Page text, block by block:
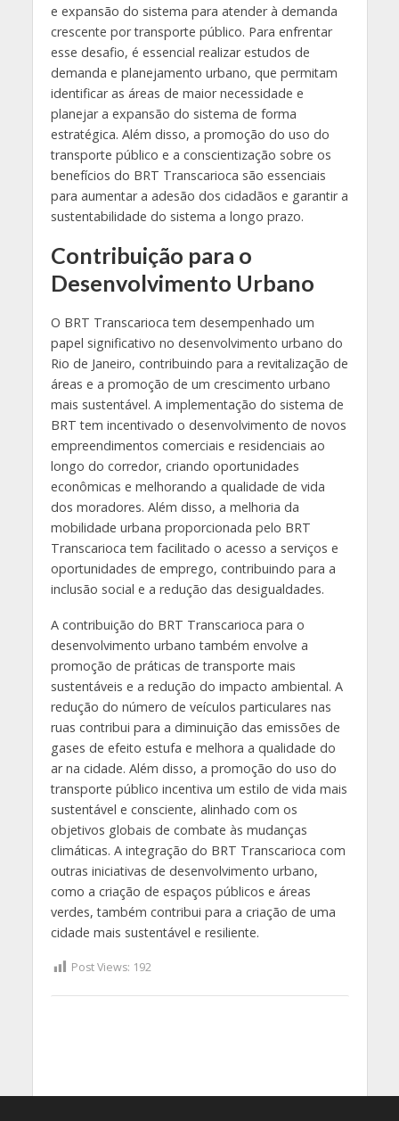
e expansão do sistema para atender à demanda
crescente por transporte público. Para enfrentar
esse desafio, é essencial realizar estudos de
demanda e planejamento urbano, que permitam
identificar as áreas de maior necessidade e
planejar a expansão do sistema de forma
estratégica. Além disso, a promoção do uso do
transporte público e a conscientização sobre os
benefícios do BRT Transcarioca são essenciais
para aumentar a adesão dos cidadãos e garantir a
sustentabilidade do sistema a longo prazo.
Contribuição para o
Desenvolvimento Urbano
O BRT Transcarioca tem desempenhado um
papel significativo no desenvolvimento urbano do
Rio de Janeiro, contribuindo para a revitalização de
áreas e a promoção de um crescimento urbano
mais sustentável. A implementação do sistema de
BRT tem incentivado o desenvolvimento de novos
empreendimentos comerciais e residenciais ao
longo do corredor, criando oportunidades
econômicas e melhorando a qualidade de vida
dos moradores. Além disso, a melhoria da
mobilidade urbana proporcionada pelo BRT
Transcarioca tem facilitado o acesso a serviços e
oportunidades de emprego, contribuindo para a
inclusão social e a redução das desigualdades.
A contribuição do BRT Transcarioca para o
desenvolvimento urbano também envolve a
promoção de práticas de transporte mais
sustentáveis e a redução do impacto ambiental. A
redução do número de veículos particulares nas
ruas contribui para a diminuição das emissões de
gases de efeito estufa e melhora a qualidade do
ar na cidade. Além disso, a promoção do uso do
transporte público incentiva um estilo de vida mais
sustentável e consciente, alinhado com os
objetivos globais de combate às mudanças
climáticas. A integração do BRT Transcarioca com
outras iniciativas de desenvolvimento urbano,
como a criação de espaços públicos e áreas
verdes, também contribui para a criação de uma
cidade mais sustentável e resiliente.
Post Views: 192